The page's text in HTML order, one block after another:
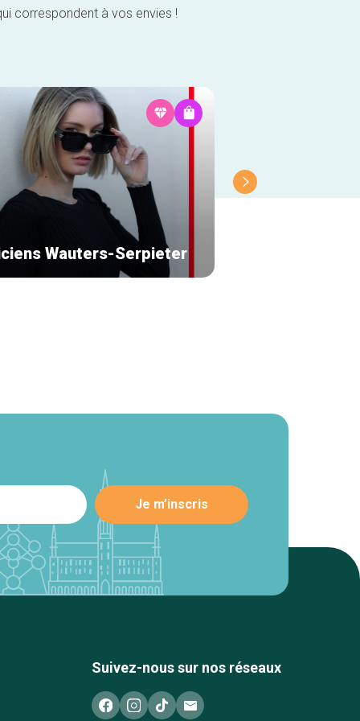
correspondent à vos envies !
Wauters-Serpieter
Suivez-nous sur nos réseaux